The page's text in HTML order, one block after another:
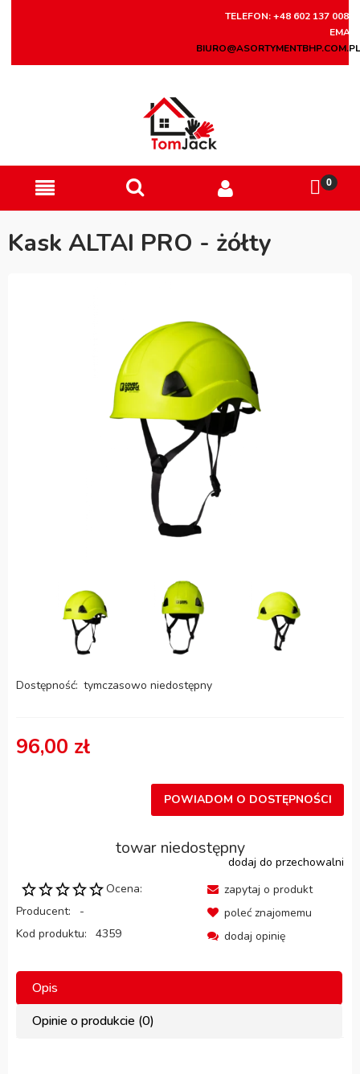
TELEFON: +48 602 137 008
EMAIL:
BIURO@ASORTYMENTBHP.COM.PL
Kask ALTAI PRO - żółty
Dostępność: tymczasowo niedostępny
96,00 zł
POWIADOM O DOSTĘPNOŚCI
towar niedostępny
dodaj do przechowalni
Ocena:
Producent:
-
Kod produktu:
4359
zapytaj o produkt
poleć znajomemu
dodaj opinię
Opis
Opinie o produkcie (0)